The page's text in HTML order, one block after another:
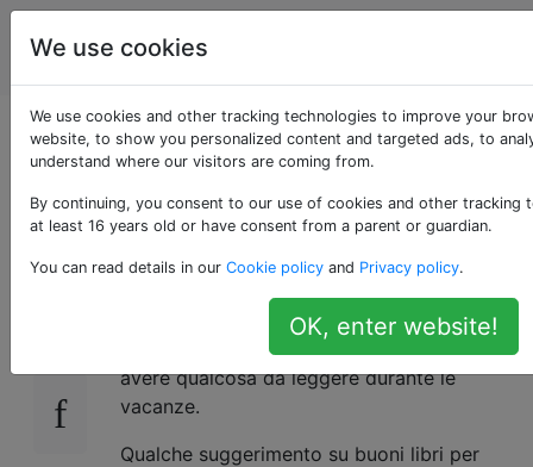
Ingegnere
elettrico
Libro elettronico di
base [chiuso]
Ho bisogno di libri elettronici di base (diodi,
transistor, corrente, ecc.) Dato che ho
appena iniziato con l'elettronica e voglio
avere qualcosa da leggere durante le
vacanze.
Qualche suggerimento su buoni libri per
We use cookies
We use cookies and other tracking technologies to improve your
website, to show you personalized content and targeted ads, to
understand where our visitors are coming from.
By continuing, you consent to our use of cookies and other tracking
at least 16 years old or have consent from a parent or guardian.
You can read details in our Cookie policy and Privacy policy.
OK, enter website!